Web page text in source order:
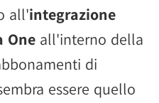
all'integrazione
One all'interno della
di
essere quello